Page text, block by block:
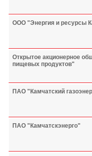
ООО "Энергия и ресурсы
Открытое акционерное
пищевых продуктов"
ПАО "Камчатский
ПАО "Камчатскэнерго"